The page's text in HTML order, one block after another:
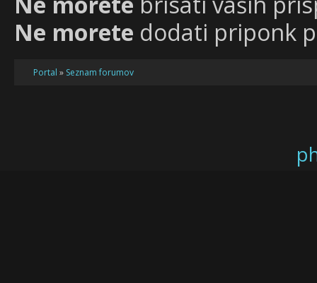
Ne morete dodati priponk
Portal » Seznam forumov